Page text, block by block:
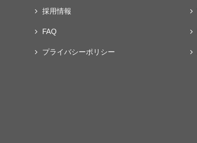
採用情報
FAQ
プライバシーポリシー